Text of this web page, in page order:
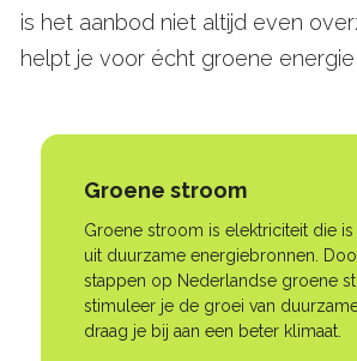
is het aanbod niet altijd even
helpt je voor écht groene
Groene stroom
Groene stroom is elektriciteit die
uit duurzame energiebronnen.
stappen op Nederlandse groene
stimuleer je de groei van
draag je bij aan een beter klimaat.